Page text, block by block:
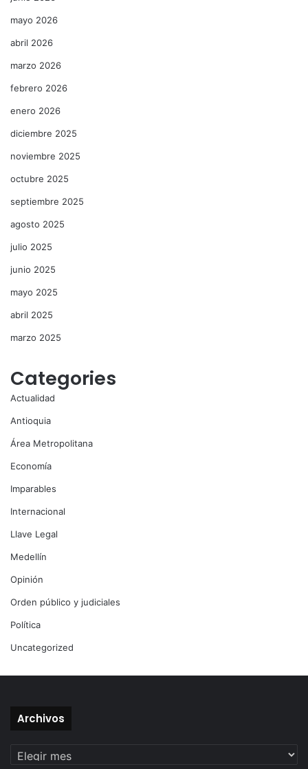
mayo 2026
abril 2026
marzo 2026
febrero 2026
enero 2026
diciembre 2025
noviembre 2025
octubre 2025
septiembre 2025
agosto 2025
julio 2025
junio 2025
mayo 2025
abril 2025
marzo 2025
Categories
Actualidad
Antioquia
Área Metropolitana
Economía
Imparables
Internacional
Llave Legal
Medellín
Opinión
Orden público y judiciales
Política
Uncategorized
Archivos